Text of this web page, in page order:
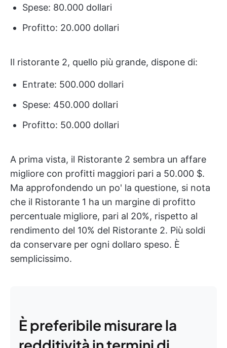
Spese: 80.000 dollari
Profitto: 20.000 dollari
Il ristorante 2, quello più grande, dispone di:
Entrate: 500.000 dollari
Spese: 450.000 dollari
Profitto: 50.000 dollari
A prima vista, il Ristorante 2 sembra un affare
migliore con profitti maggiori pari a 50.000 $.
Ma approfondendo un po' la questione, si nota
che il Ristorante 1 ha un margine di profitto
percentuale migliore, pari al 20%, rispetto al
rendimento del 10% del Ristorante 2. Più soldi
da conservare per ogni dollaro speso. È
semplicissimo.
È preferibile misurare la